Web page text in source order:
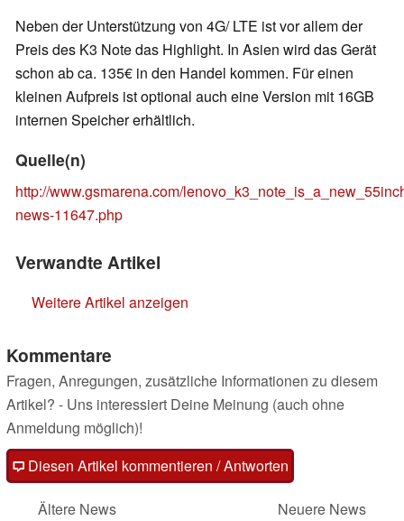
Neben der Unterstützung von 4G/ LTE ist vor allem der
Preis des K3 Note das Highlight. In Asien wird das Gerät
schon ab ca. 135€ in den Handel kommen. Für einen
kleinen Aufpreis ist optional auch eine Version mit 16GB
internen Speicher erhältlich.
Quelle(n)
http://www.gsmarena.com/
news-11647.php
Verwandte Artikel
Weitere Artikel anzeigen
Kommentare
Fragen, Anregungen, zusätzliche Informationen zu diesem
Artikel? - Uns interessiert Deine Meinung (auch ohne
Anmeldung möglich)!
Diesen Artikel kommentieren / Antworten
Ältere News
Neuere News